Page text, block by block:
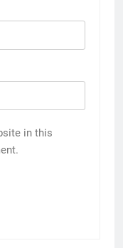
in this